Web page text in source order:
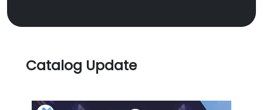
Catalog Update